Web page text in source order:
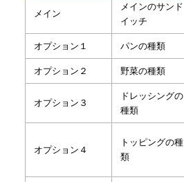
メイン
メインのサンド
イッチ
オプション１ パンの種類
オプション２ 野菜の種類
オプション３
ドレッシングの
種類
オプション４
トッピングの種
類